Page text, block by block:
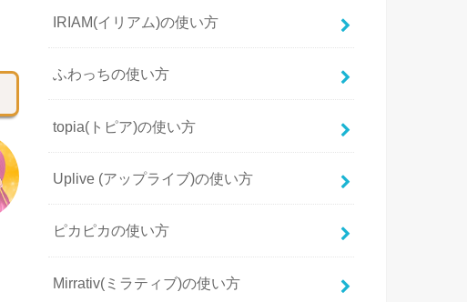
IRIAM(イリアム)の使い方
ふわっちの使い方
topia(トピア)の使い方
Uplive (アップライブ)の使い方
ピカピカの使い方
Mirrativ(ミラティブ)の使い方